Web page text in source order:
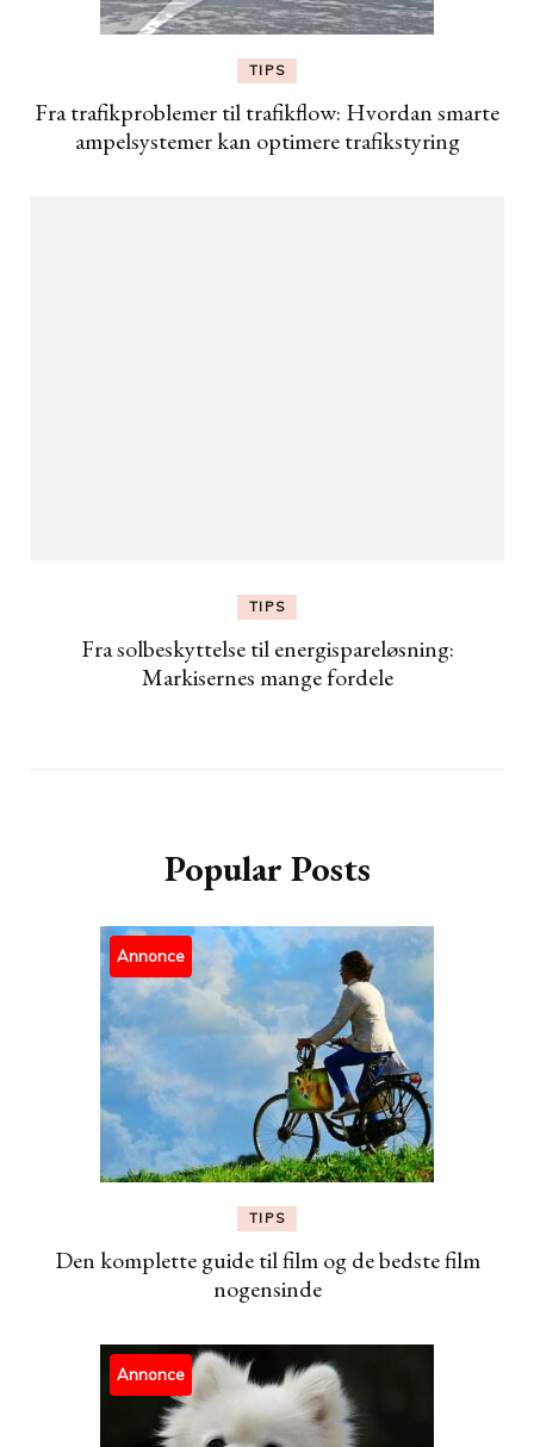
TIPS
Fra trafikproblemer til trafikflow: Hvordan smarte
ampelsystemer kan optimere trafikstyring
TIPS
Fra solbeskyttelse til energispareløsning:
Markisernes mange fordele
Popular Posts
Annonce
TIPS
Den komplette guide til film og de bedste film
nogensinde
Annonce